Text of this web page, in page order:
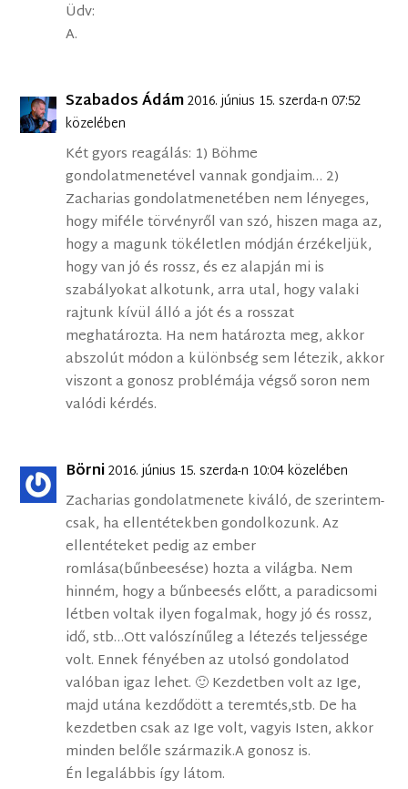
Üdv:
A.
Szabados Ádám2016. június 15. szerda-n 07:52
közelében
Két gyors reagálás: 1) Böhme
gondolatmenetével vannak gondjaim… 2)
Zacharias gondolatmenetében nem lényeges,
hogy miféle törvényről van szó, hiszen maga az,
hogy a magunk tökéletlen módján érzékeljük,
hogy van jó és rossz, és ez alapján mi is
szabályokat alkotunk, arra utal, hogy valaki
rajtunk kívül álló a jót és a rosszat
meghatározta. Ha nem határozta meg, akkor
abszolút módon a különbség sem létezik, akkor
viszont a gonosz problémája végső soron nem
valódi kérdés.
Börni2016. június 15. szerda-n 10:04 közelében
Zacharias gondolatmenete kiváló, de szerintem-
csak, ha ellentétekben gondolkozunk. Az
ellentéteket pedig az ember
romlása(bűnbeesése) hozta a világba. Nem
hinném, hogy a bűnbeesés előtt, a paradicsomi
létben voltak ilyen fogalmak, hogy jó és rossz,
idő, stb…Ott valószínűleg a létezés teljessége
volt. Ennek fényében az utolsó gondolatod
valóban igaz lehet. 🙂 Kezdetben volt az Ige,
majd utána kezdődött a teremtés,stb. De ha
kezdetben csak az Ige volt, vagyis Isten, akkor
minden belőle származik.A gonosz is.
Én legalábbis így látom.